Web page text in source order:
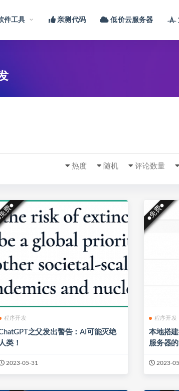
件工具 亲测代码 低价云服务器
评论数量
随机
热度
费●
程序开发
之父发出警告：AI可能灭绝
人类！
2023-05-31
●免费●
程序开发
本地搭
服务器
2023-